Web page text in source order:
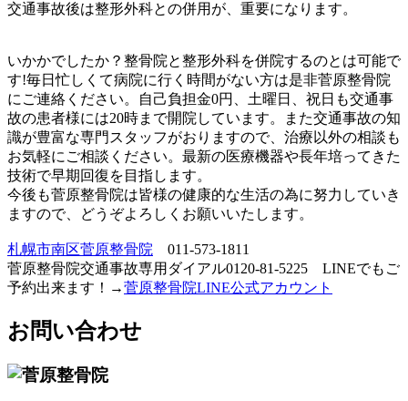
交通事故後は整形外科との併用が、重要になります。
いかかでしたか？整骨院と整形外科を併院するのとは可能で
す!毎日忙しくて病院に行く時間がない方は是非菅原整骨院
にご連絡ください。自己負担金0円、土曜日、祝日も交通事
故の患者様には20時まで開院しています。また交通事故の知
識が豊富な専門スタッフがおりますので、治療以外の相談も
お気軽にご相談ください。最新の医療機器や長年培ってきた
技術で早期回復を目指します。
今後も菅原整骨院は皆様の健康的な生活の為に努力していき
ますので、どうぞよろしくお願いいたします。
札幌市南区菅原整骨院 011-573-1811
菅原整骨院交通事故専用ダイアル0120-81-5225 LINEでもご
予約出来ます！→菅原整骨院LINE公式アカウント
お問い合わせ